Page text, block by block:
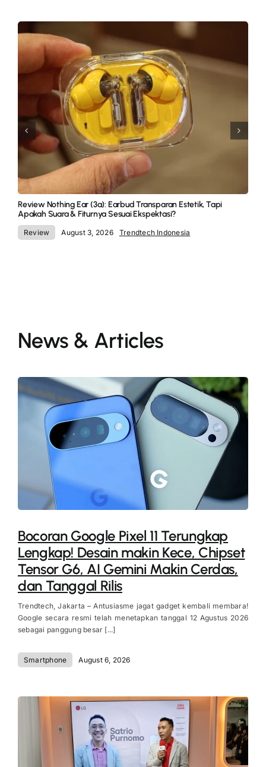
Review Nothing Ear (3a): Earbud Transparan Estetik, Tapi
Apakah Suara & Fiturnya Sesuai Ekspektasi?
Review August 3, 2026 Trendtech Indonesia
News & Articles
Bocoran Google Pixel 11 Terungkap
Lengkap! Desain makin Kece, Chipset
Tensor G6, AI Gemini Makin Cerdas,
dan Tanggal Rilis
Trendtech, Jakarta – Antusiasme jagat gadget kembali membara!
Google secara resmi telah menetapkan tanggal 12 Agustus 2026
sebagai panggung besar [...]
Smartphone August 6, 2026